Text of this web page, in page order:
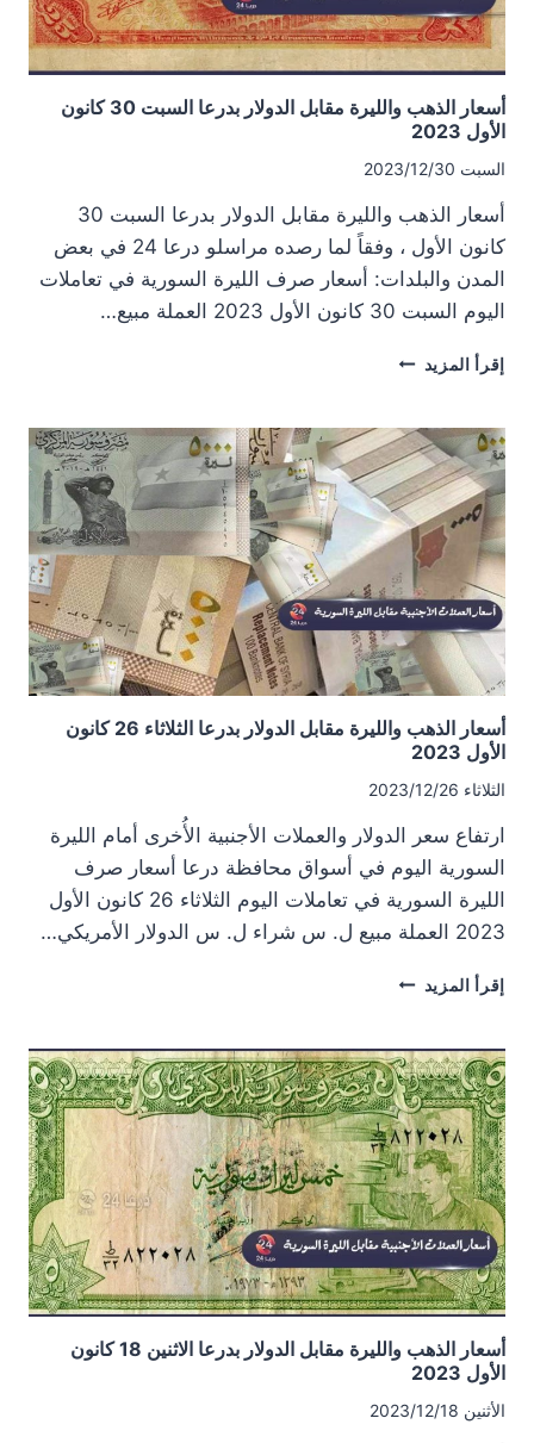
أسعار الذهب والليرة مقابل الدولار بدرعا السبت 30 كانون
الأول 2023
السبت 2023/12/30
أسعار الذهب والليرة مقابل الدولار بدرعا السبت 30
كانون الأول ، وفقاً لما رصده مراسلو درعا 24 في بعض
المدن والبلدات: أسعار صرف الليرة السورية في تعاملات
اليوم السبت 30 كانون الأول 2023 العملة مبيع…
إقرأ المزيد أسعار
مقابل
الدولار
بدرعا
السبت
30
كانون
الأول
2023
أسعار الذهب والليرة مقابل الدولار بدرعا الثلاثاء 26 كانون
الأول 2023
الثلاثاء 2023/12/26
ارتفاع سعر الدولار والعملات الأجنبية الأُخرى أمام الليرة
السورية اليوم في أسواق محافظة درعا أسعار صرف
الليرة السورية في تعاملات اليوم الثلاثاء 26 كانون الأول
2023 العملة مبيع ل. س شراء ل. س الدولار الأمريكي…
إقرأ المزيد أسعار
مقابل
الدولار
بدرعا
الثلاثاء
26
كانون
الأول
2023
أسعار الذهب والليرة مقابل الدولار بدرعا الاثنين 18 كانون
الأول 2023
الأثنين 2023/12/18